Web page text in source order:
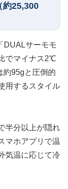
約25,300
DUALサーモモ
でマイナス2℃
95gと圧倒的
用するスタイル
半分以上が隠れ
マホアプリで温
気温に応じて冷